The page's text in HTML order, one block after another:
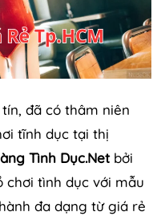
đã có thâm niên
tĩnh dục tại thị
Tình Dục.Netbởi
chơi tình dục với mẫu
đa dạng từ giá rẻ